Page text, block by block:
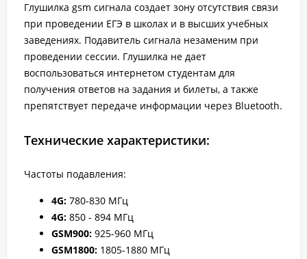
Глушилка gsm сигнала создает зону отсутствия связи
при проведении ЕГЭ в школах и в высших учебных
заведениях. Подавитель сигнала незаменим при
проведении сессии. Глушилка не дает
воспользоваться интернетом студентам для
получения ответов на задания и билеты, а также
препятствует передаче информации через Bluetooth.
Технические характеристики:
Частоты подавления:
4G: 780-830 МГц
4G: 850 - 894 МГц
GSM900: 925-960 МГц
GSM1800: 1805-1880 МГц